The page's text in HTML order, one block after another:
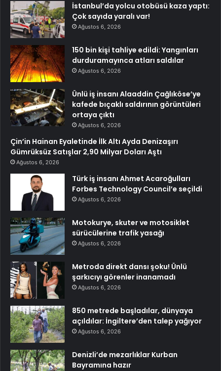
İstanbul’da yolcu otobüsü kaza yaptı:
Çok sayıda yaralı var!
Ağustos 6, 2026
150 bin kişi tahliye edildi: Yangınları
durduramayınca atları saldılar
Ağustos 6, 2026
Ünlü iş insanı Alaaddin Çağlıköse’ye
kafede bıçaklı saldırının görüntüleri
ortaya çıktı
Ağustos 6, 2026
Çin’in Hainan Eyaletinde İlk Altı Ayda Denizaşırı
Gümrüksüz Satışlar 2,90 Milyar Doları Aştı
Ağustos 6, 2026
Türk iş insanı Ahmet Acaroğulları
Forbes Technology Council’e seçildi
Ağustos 6, 2026
Motokurye, skuter ve motosiklet
sürücülerine trafik yasağı
Ağustos 6, 2026
Metroda direkt dansı şoku! Ünlü
şarkıcıyı görenler inanamadı
Ağustos 6, 2026
850 metrede başladılar, dünyaya
açıldılar: İngiltere’den talep yağıyor
Ağustos 6, 2026
Denizli’de mezarlıklar Kurban
Bayramına hazır